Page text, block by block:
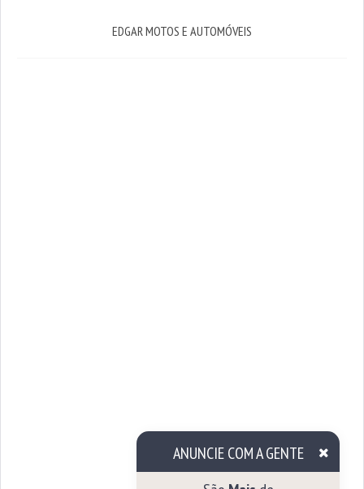
ANUNCIE COM A GENTE
EDGAR MOTOS E AUTOMÓVEIS